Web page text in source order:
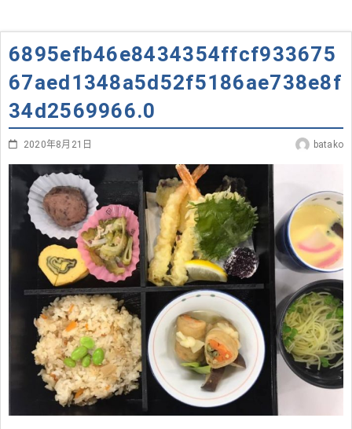
6895efb46e8434354ffcf933675
67aed1348a5d52f5186ae738e8f
34d2569966.0
2020年8月21日 batako